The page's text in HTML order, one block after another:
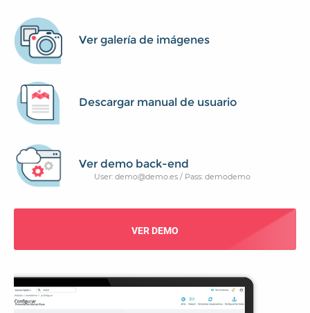
Ver galería de imágenes
Descargar manual de usuario
Ver demo back-end
User: demo@demo.es / Pass: demodemo
VER DEMO